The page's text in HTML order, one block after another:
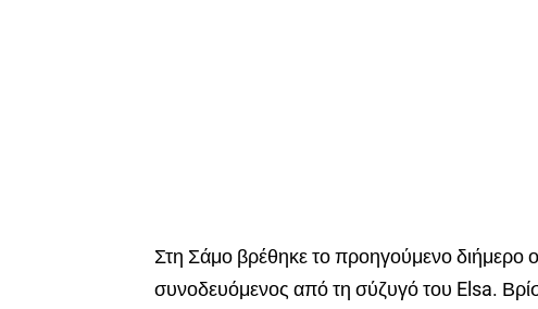
Στη Σάμο βρέθηκε το προηγούμενο διήμερο
συνοδευόμενος από τη σύζυγό του Elsa.